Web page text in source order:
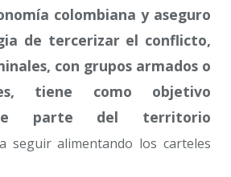
colombiana y aseguro
de tercerizar el conflicto,
con grupos armados o
tiene como objetivo
parte del territorio
seguir alimentando los carteles